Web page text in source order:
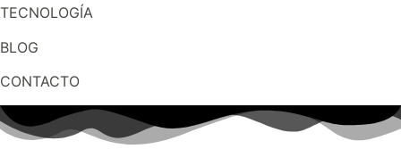
TECNOLOGÍA
BLOG
CONTACTO